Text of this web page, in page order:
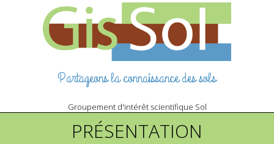
Partageons la connaissance des sols
Groupement d'intérêt scientifique Sol
PRÉSENTATION